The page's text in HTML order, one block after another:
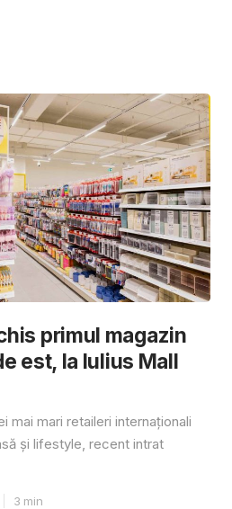
primul magazin
est, la Iulius Mall
mai mari retaileri internaționali
și lifestyle, recent intrat
3 min